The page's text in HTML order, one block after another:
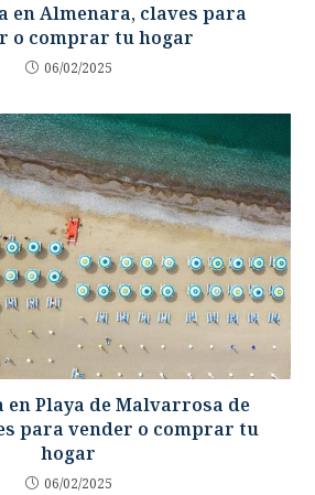
Almenara, claves para
o comprar tu hogar
06/02/2025
Playa de Malvarrosa de
para vender o comprar tu
hogar
06/02/2025